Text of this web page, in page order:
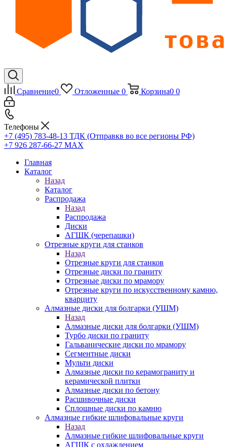
Сравнение0 Отложенные 0 Корзина0 0
Телефоны
+7 (495) 783-48-13 ТДК (Отправкв во все регионы РФ)
+7 926 287-66-27 МАХ
Главная
Каталог
Назад
Каталог
Распродажа
Назад
Распродажа
Диски
АГШК (черепашки)
Отрезные круги для станков
Назад
Отрезные круги для станков
Отрезные диски по граниту
Отрезные диски по мрамору
Отрезные круги по искусственному камню,
кварциту
Алмазные диски для болгарки (УШМ)
Назад
Алмазные диски для болгарки (УШМ)
Турбо диски по граниту
Гальванические диски по мрамору
Сегментные диски
Мульти диски
Алмазные диски по керамограниту и
керамической плитки
Алмазные диски по бетону
Расшивочные диски
Сплошные диски по камню
Алмазные гибкие шлифовальные круги
Назад
Алмазные гибкие шлифовальные круги
АГШК с охлаждением